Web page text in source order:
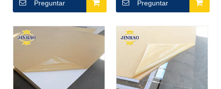
acrílico en más de 200 tipos,
muestras.¡Tolerancia de
espesor inferior a +-0,1
más de 28 años de
experiencia en producción
profesional de acrílico y
Preguntar
acrílico en más de 200 tipos,
muestras.¡Tolerancia de
espesor inferior a +-0,1
mm!Jinbao Factory tiene
más de 28 años de
experiencia en producción
profesional de acrílico y
Preguntar